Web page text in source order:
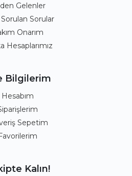
Gelenler
Sorulan Sorular
Onarım
Hesaplarımız
Bilgilerim
Hesabım
Sepetim
Kalın!